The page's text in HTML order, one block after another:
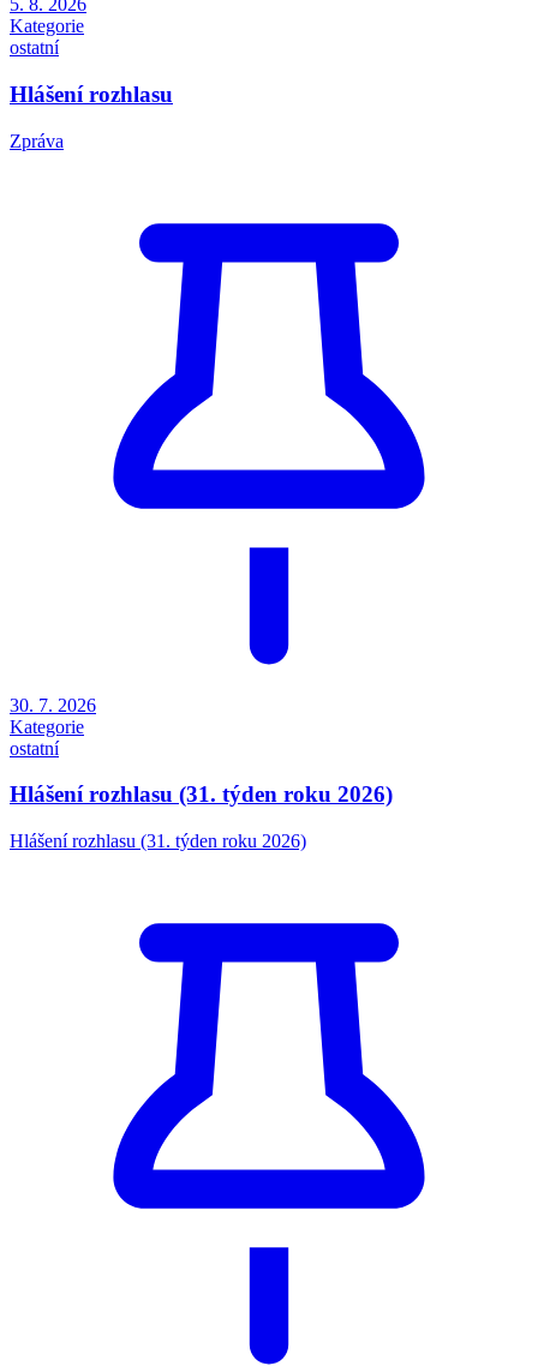
5. 8. 2026
Kategorie
ostatní
Hlášení rozhlasu
Zpráva
30. 7. 2026
Kategorie
ostatní
Hlášení rozhlasu (31. týden roku 2026)
Hlášení rozhlasu (31. týden roku 2026)